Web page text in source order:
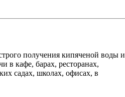
получения кипяченой воды и
в кафе, барах, ресторанах,
садах, школах, офисах, в